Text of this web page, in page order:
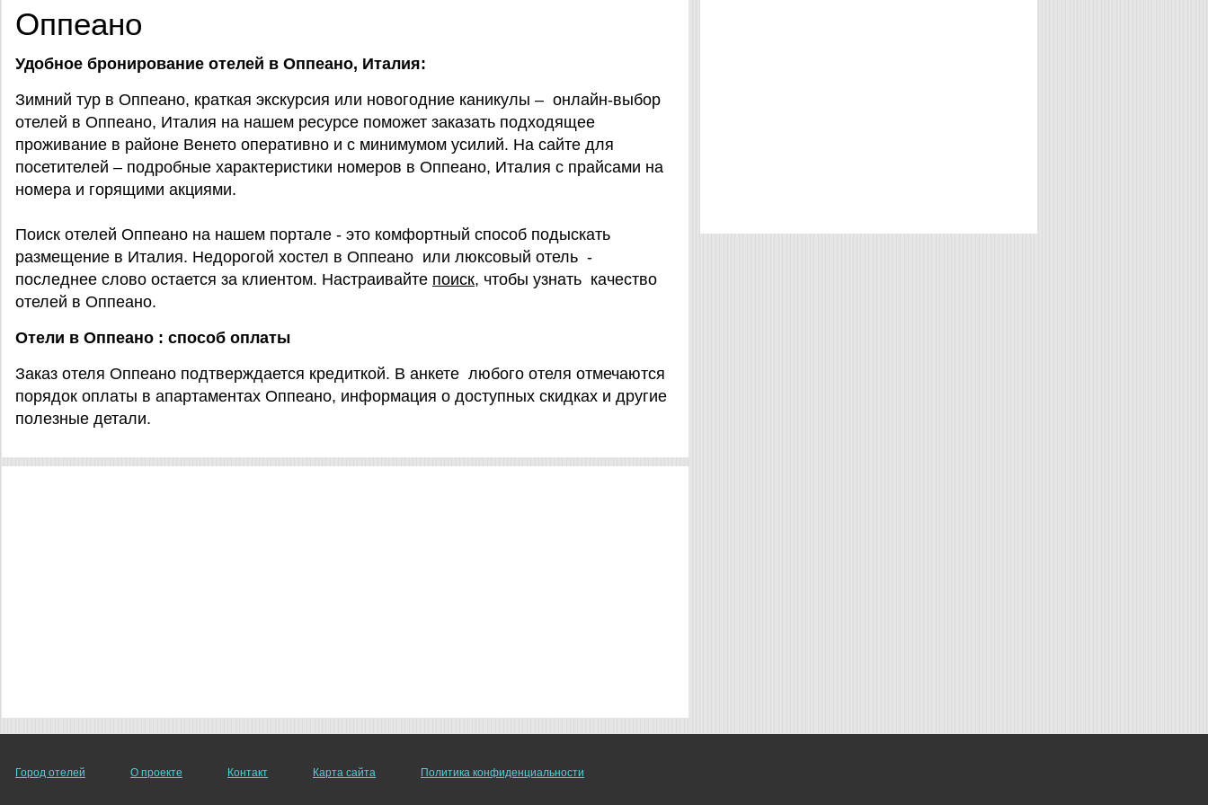
Оппеано
Удобное бронирование отелей в Оппеано, Италия:
Зимний тур в Оппеано, краткая экскурсия или новогодние каникулы – онлайн-выбор
отелей в Оппеано, Италия на нашем ресурсе поможет заказать подходящее
проживание в районе Венето оперативно и с минимумом усилий. На сайте для
посетителей – подробные характеристики номеров в Оппеано, Италия с прайсами на
номера и горящими акциями.
Поиск отелей Оппеано на нашем портале - это комфортный способ подыскать
размещение в Италия. Недорогой хостел в Оппеано или люксовый отель -
последнее слово остается за клиентом. Настраивайте поиск, чтобы узнать качество
отелей в Оппеано.
Отели в Оппеано : способ оплаты
Заказ отеля Оппеано подтверждается кредиткой. В анкете любого отеля отмечаются
порядок оплаты в апартаментах Оппеано, информация о доступных скидках и другие
полезные детали.
Город отелей О проекте Контакт Карта сайта Политика конфиденциальности